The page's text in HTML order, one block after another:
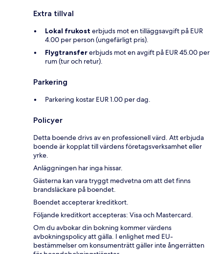
Extra tillval
Lokal frukost erbjuds mot en tilläggsavgift på EUR
4.00 per person (ungefärligt pris).
Flygtransfererbjuds mot en avgift på EUR 45.00 per
rum (tur och retur).
Parkering
Parkering kostar EUR 1.00 per dag.
Policyer
Detta boende drivs av en professionell värd. Att erbjuda
boende är kopplat till värdens företagsverksamhet eller
yrke.
Anläggningen har inga hissar.
Gästerna kan vara tryggt medvetna om att det finns
brandsläckare på boendet.
Boendet accepterar kreditkort.
Följande kreditkort accepteras: Visa och Mastercard.
Om du avbokar din bokning kommer värdens
avbokningspolicy att gälla. I enlighet med EU-
bestämmelser om konsumenträtt gäller inte ångerrätten